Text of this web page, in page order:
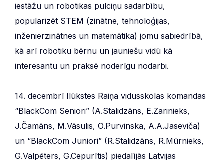
iestāžu un robotikas pulciņu sadarbību,
popularizēt STEM (zinātne, tehnoloģijas,
inženierzinātnes un matemātika) jomu sabiedrībā,
kā arī robotiku bērnu un jauniešu vidū kā
interesantu un praksē noderīgu nodarbi.
14. decembrī Ilūkstes Raiņa vidusskolas komandas
“BlackCom Seniori” (A.Stalidzāns, E.Zarinieks,
J.Čamāns, M.Vāsulis, O.Purvinska, A.A.Jaseviča)
un “BlackCom Juniori” (R.Stalidzāns, R.Mūrnieks,
G.Valpēters, G.Cepurītis) piedalījās Latvijas